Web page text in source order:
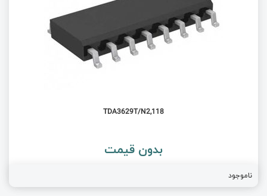
TDA3629T/N2,118
بدون قیمت
ناموجود